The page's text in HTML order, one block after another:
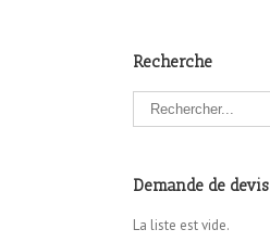
Recherche
Demande de devis
La liste est vide.